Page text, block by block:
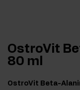
OstroVit
80 ml
OstroVit Beta-